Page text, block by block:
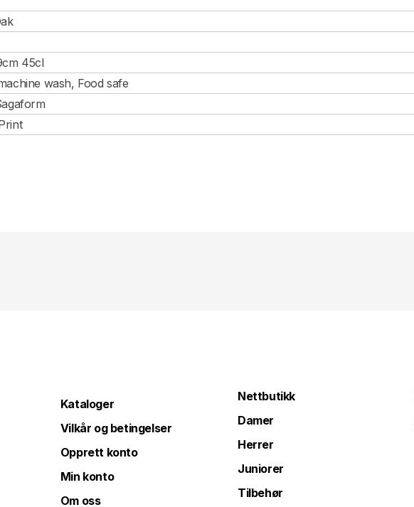
45cl
wash, Food safe
Kataloger
Vilkår og betingelser
Opprett konto
Min konto
Om oss
Nettbutikk
Damer
Herrer
Juniorer
Tilbehør